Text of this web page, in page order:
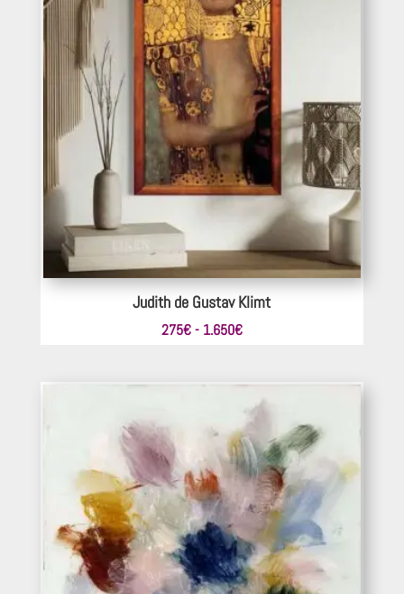
Judith de Gustav Klimt
275€- 1.650€Rango
desde
275€
hasta
1.650€